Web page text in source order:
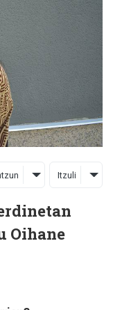
Itzuli
Oihane